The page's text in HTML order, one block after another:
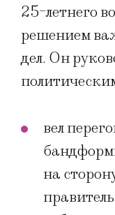
25-летнего
решением
дел. Он
вел
на